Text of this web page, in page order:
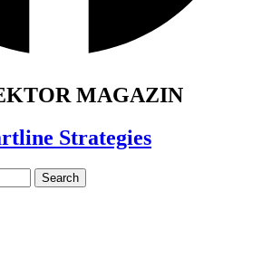
MAGAZIN
Strategies
Search